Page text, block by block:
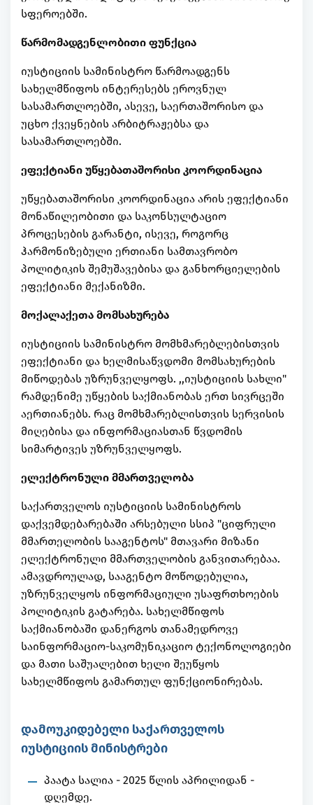
სფეროებში.
წარმომადგენლობითი ფუნქცია
იუსტიციის სამინისტრო წარმოადგენს
სახელმწიფოს ინტერესებს ეროვნულ
სასამართლოებში, ასევე, საერთაშორისო და
უცხო ქვეყნების არბიტრაჟებსა და
სასამართლოებში.
ეფექტიანი უწყებათაშორისი კოორდინაცია
უწყებათაშორისი კოორდინაცია არის ეფექტიანი
მონაწილეობითი და საკონსულტაციო
პროცესების გარანტი, ისევე, როგორც
ჰარმონიზებული ერთიანი სამთავრობო
პოლიტიკის შემუშავებისა და განხორციელების
ეფექტიანი მექანიზმი.
მოქალაქეთა მომსახურება
იუსტიციის სამინისტრო მომხმარებლებისთვის
ეფექტიანი და ხელმისაწვდომი მომსახურების
მიწოდებას უზრუნველყოფს. ,,იუსტიციის სახლი"
რამდენიმე უწყების საქმიანობას ერთ სივრცეში
აერთიანებს. რაც მომხმარებლისთვის სერვისის
მიღებისა და ინფორმაციასთან წვდომის
სიმარტივეს უზრუნველყოფს.
ელექტრონული მმართველობა
საქართველოს იუსტიციის სამინისტროს
დაქვემდებარებაში არსებული სსიპ "ციფრული
მმართელობის სააგენტოს" მთავარი მიზანი
ელექტრონული მმართველობის განვითარებაა.
ამავდროულად, სააგენტო მოწოდებულია,
უზრუნველყოს ინფორმაციული უსაფრთხოების
პოლიტიკის გატარება. სახელმწიფოს
საქმიანობაში დანერგოს თანამედროვე
საინფორმაციო-საკომუნიკაციო ტექონოლოგიები
და მათი საშუალებით ხელი შეუწყოს
სახელმწიფოს გამართულ ფუნქციონირებას.
დამოუკიდებელი საქართველოს
იუსტიციის მინისტრები
პაატა სალია - 2025 წლის აპრილიდან -
დღემდე.